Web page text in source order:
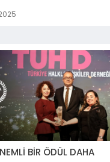
BİR ÖDÜL DAHA